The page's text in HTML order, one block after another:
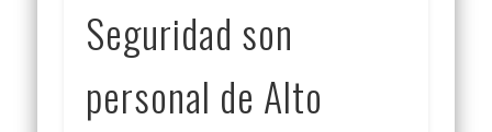
Seguridad son
personal de Alto